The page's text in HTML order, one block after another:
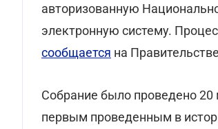
авторизованную
электронную систему.
сообщается на
Собрание было проведено
первым проведенным в